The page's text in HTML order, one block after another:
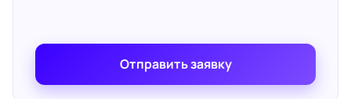
Отправить заявку